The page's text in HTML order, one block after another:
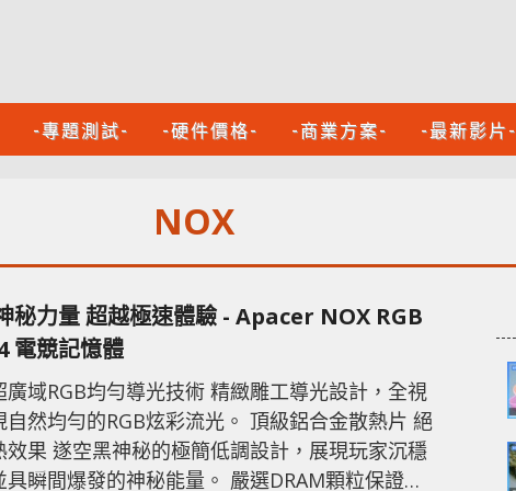
-專題測試- -硬件價格- -商業方案- -最新影片-
NOX
秘力量 超越極速體驗 - Apacer NOX RGB
電競記憶體
廣域RGB均勻導光技術 精緻雕工導光設計，全視
均勻的RGB炫彩流光。 頂級鋁合金散熱片 絕
效果 遂空黑神秘的極簡低調設計，展現玩家沉穩
間爆發的神秘能量。 嚴選DRAM顆粒保證絕